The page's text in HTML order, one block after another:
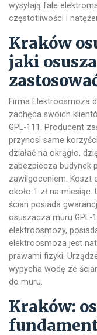
wysyłają fale
częstotliwości i
Kraków
jaki
Firma Elektroosmoza
zachęca swoich
GPL-111. Producent
przynosi same
działać na okrągło,
zabezpiecza budynek
zawilgoceniem. Koszt
około 1 zł na
ścian posiada
osuszacza muru
elektroosmozy,
elektroosmoza jest
prawami fizyki.
wypycha wodę ze
do muru.
Kraków: